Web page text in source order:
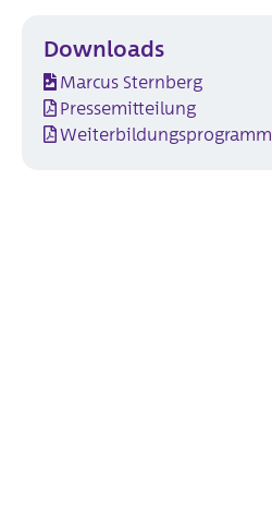
Downloads
Marcus Sternberg
Pressemitteilung
Weiterbildungsprogramm